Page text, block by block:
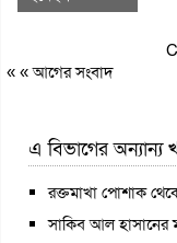
« «আগের সংবাদ
এ বিভাগের অন্যান্য
রক্তমাখা পোশাক
সাকিব আল হাসানের